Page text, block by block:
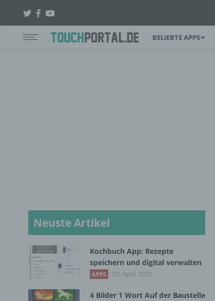
BELIEBTE APPS
Neuste Artikel
Kochbuch App: Rezepte
speichern und digital verwalten
APPS 03. April 2025
4 Bilder 1 Wort Auf der Baustelle